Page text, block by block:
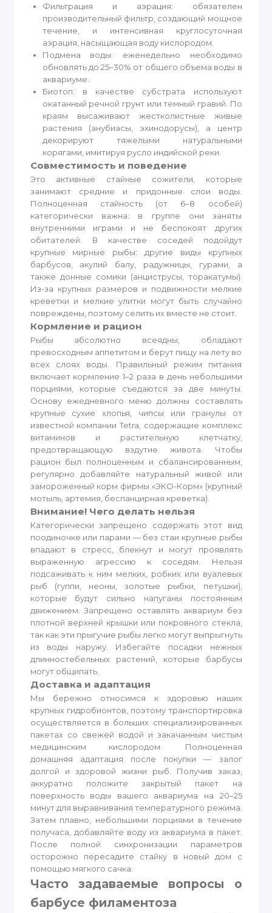
Фильтрация и аэрация: обязателен
производительный фильтр, создающий мощное
течение, и интенсивная круглосуточная
аэрация, насыщающая воду кислородом.
Подмена воды: еженедельно необходимо
обновлять до 25–30% от общего объема воды в
аквариуме.
Биотоп: в качестве субстрата используют
окатанный речной грунт или темный гравий. По
краям высаживают жестколистные живые
растения (анубиасы, эхинодорусы), а центр
декорируют тяжелыми натуральными
корягами, имитируя русло индийской реки.
Совместимость и поведение
Это активные стайные сожители, которые
занимают средние и придонные слои воды.
Полноценная стайность (от 6–8 особей)
категорически важна: в группе они заняты
внутренними играми и не беспокоят других
обитателей. В качестве соседей подойдут
крупные мирные рыбы: другие виды крупных
барбусов, акулий балу, радужницы, гурами, а
также донные сомики (анциструсы, торакатумы).
Из-за крупных размеров и подвижности мелкие
креветки и мелкие улитки могут быть случайно
повреждены, поэтому селить их вместе не стоит.
Кормление и рацион
Рыбы абсолютно всеядны, обладают
превосходным аппетитом и берут пищу на лету во
всех слоях воды. Правильный режим питания
включает кормление 1–2 раза в день небольшими
порциями, которые съедаются за две минуты.
Основу ежедневного меню должны составлять
крупные сухие хлопья, чипсы или гранулы от
известной компании Tetra, содержащие комплекс
витаминов и растительную клетчатку,
предотвращающую вздутие живота. Чтобы
рацион был полноценным и сбалансированным,
регулярно добавляйте натуральный живой или
замороженный корм фирмы «ЭКО-Корм» (крупный
мотыль, артемия, беспанцирная креветка).
Внимание! Чего делать нельзя
Категорически запрещено содержать этот вид
поодиночке или парами — без стаи крупные рыбы
впадают в стресс, блекнут и могут проявлять
выраженную агрессию к соседям. Нельзя
подсаживать к ним мелких, робких или вуалевых
рыб (гуппи, неоны, золотые рыбки, петушки),
которые будут сильно напуганы постоянным
движением. Запрещено оставлять аквариум без
плотной верхней крышки или покровного стекла,
так как эти прыгучие рыбы легко могут выпрыгнуть
из воды наружу. Избегайте посадки нежных
длинностебельных растений, которые барбусы
могут общипать.
Доставка и адаптация
Мы бережно относимся к здоровью наших
крупных гидробионтов, поэтому транспортировка
осуществляется в больших специализированных
пакетах со свежей водой и закачанным чистым
медицинским кислородом. Полноценная
домашняя адаптация после покупки — залог
долгой и здоровой жизни рыб. Получив заказ,
аккуратно положите закрытый пакет на
поверхность воды вашего аквариума на 20–25
минут для выравнивания температурного режима.
Затем плавно, небольшими порциями в течение
получаса, добавляйте воду из аквариума в пакет.
После полной синхронизации параметров
осторожно пересадите стайку в новый дом с
помощью мягкого сачка.
Часто задаваемые вопросы о
барбусе филаментоза